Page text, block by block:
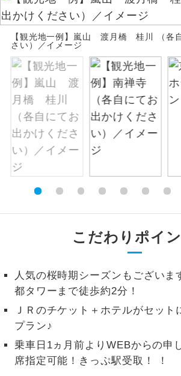
【観光地一例】嵐山 渡月橋 桂川 （各
さい）／イメージ
こだわりポイ
人気の桜時期シーズンもございま
都タワーまで徒歩約2分！
ＪＲのチケット＋ホテルがセット
プラン♪
乗車日1ヵ月前よりWEBからの申
席指定可能！きっぷ駅受取！ ！
絶景 絶景スポットに立
温泉 温泉地にも宿泊する
露天風呂
ご宿泊ホテルに露天
す。
大浴場 ご宿泊ホテルに大浴
全食事付き
お部屋食
お部屋にてゆっくり
トラベルイヤ
周りの音を気にせず
をじっくり聞くこと
1名様催行
1名様から出発可能
す。
2名様催行
2名様から出発可能
おひとり様参
加限定
おひとり様限定でご
スです。